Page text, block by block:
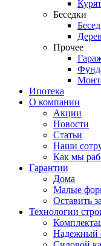
Беседки
Прочее
Ипотека
О компании
Акции
Новости
Статьи
Наши
Как мы
Гарантии
Дома
Малые
Оставить
Технологии
Надежный